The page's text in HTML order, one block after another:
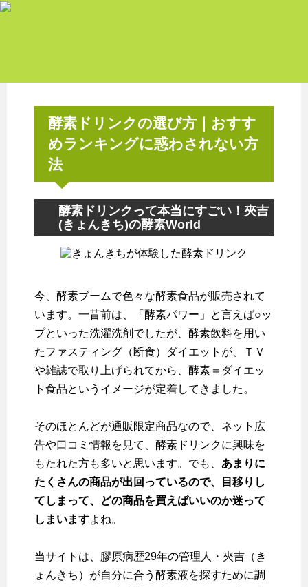
酵素ドリンクの選び方｜おすす
めランキングに惑わされない方
法
酵素ドリンクって本当にすごい！夾吉
(きょんきち)の酵素World
今、酵素ブームで色々な酵素食品が販売されて
います。一昔前は、「酵素パワー」と言えば○ッ
プといった洗濯洗剤でしたが、酵素飲料を用い
たファスティング（断食）ダイエットが、ＴＶ
や雑誌で取り上げられてから、酵素＝ダイエッ
ト食品というイメージが定着してきました。
そのほとんどが通販限定商品なので、ネット広
告や口コミ情報を見て、酵素ドリンクに興味を
もたれた方も多いと思います。でも、 あまりに
たくさんの商品が出回っているので、目移りし
てしまって、どの商品を買えばいいのか迷って
しまいますよね。
当サイトは、膠原病歴29年の管理人・夾吉（き
ょんきち）が自分に合う酵素液を探すために調